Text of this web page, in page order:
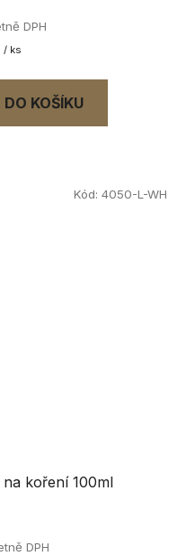
DPH
/ ks
DO KOŠÍKU
koření 100ml
DPH
Kód: 4050-L-WH